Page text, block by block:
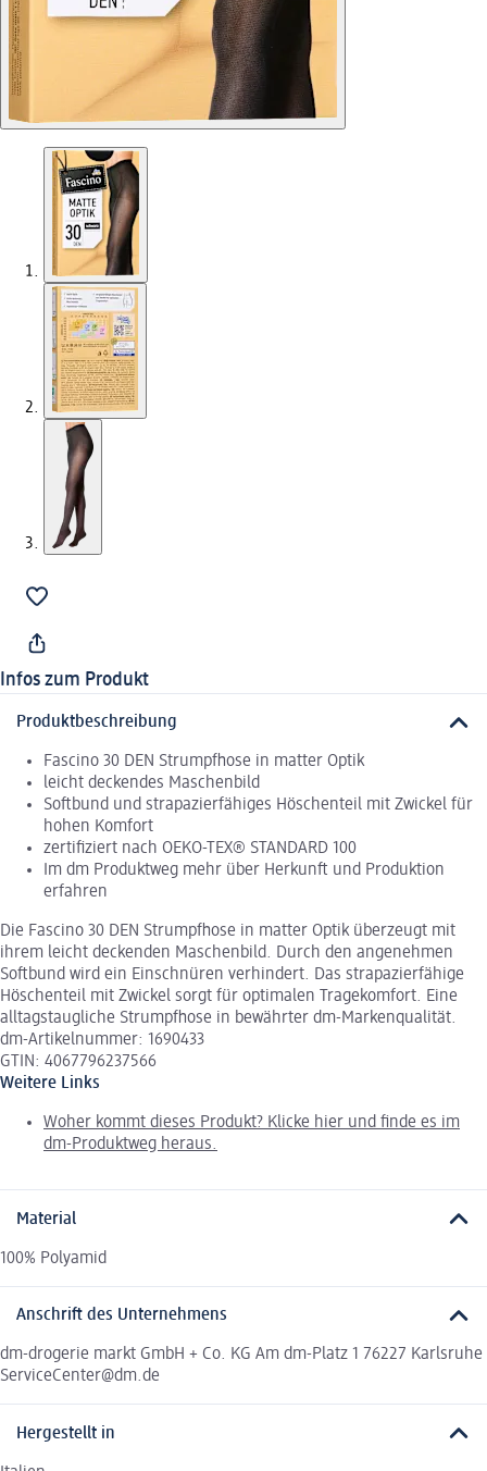
Infos zum Produkt
Produktbeschreibung
Fascino 30 DEN Strumpfhose in matter Optik
leicht deckendes Maschenbild
Softbund und strapazierfähiges Höschenteil mit Zwickel für
hohen Komfort
zertifiziert nach OEKO-TEX® STANDARD 100
Im dm Produktweg mehr über Herkunft und Produktion
erfahren
Die Fascino 30 DEN Strumpfhose in matter Optik überzeugt mit
ihrem leicht deckenden Maschenbild. Durch den angenehmen
Softbund wird ein Einschnüren verhindert. Das strapazierfähige
Höschenteil mit Zwickel sorgt für optimalen Tragekomfort. Eine
alltagstaugliche Strumpfhose in bewährter dm-Markenqualität.
dm-Artikelnummer: 1690433
GTIN: 4067796237566
Weitere Links
Woher kommt dieses Produkt? Klicke hier und finde es im
dm-Produktweg heraus.
Material
100% Polyamid
Anschrift des Unternehmens
dm-drogerie markt GmbH + Co. KG Am dm-Platz 1 76227 Karlsruhe
ServiceCenter@dm.de
Hergestellt in